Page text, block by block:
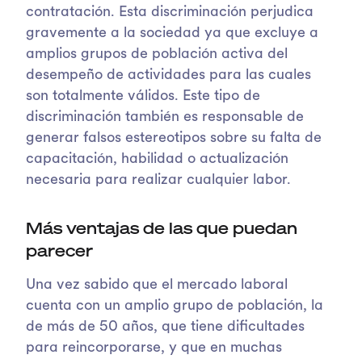
contratación. Esta discriminación perjudica
gravemente a la sociedad ya que excluye a
amplios grupos de población activa del
desempeño de actividades para las cuales
son totalmente válidos. Este tipo de
discriminación también es responsable de
generar falsos estereotipos sobre su falta de
capacitación, habilidad o actualización
necesaria para realizar cualquier labor.
Más ventajas de las que puedan
parecer
Una vez sabido que el mercado laboral
cuenta con un amplio grupo de población, la
de más de 50 años, que tiene dificultades
para reincorporarse, y que en muchas